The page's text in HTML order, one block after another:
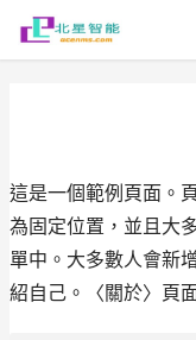
這是一個範例頁面。
為固定位置，並且大
單中。大多數人會新
紹自己。〈關於〉頁